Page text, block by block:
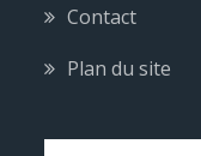
Contact
Plan du site